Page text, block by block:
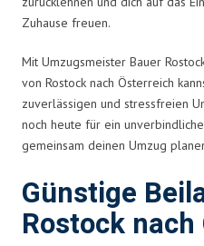
Zuhause freuen.
Mit Umzugsmeister Bauer
von Rostock nach Österreich
zuverlässigen und stressfreien
noch heute für ein
gemeinsam deinen Umzug
Günstige
Rostock